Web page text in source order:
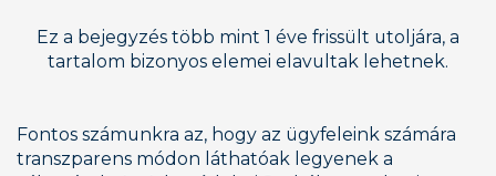
Ez a bejegyzés több mint 1 éve frissült utoljára, a
tartalom bizonyos elemei elavultak lehetnek.
Fontos számunkra az, hogy az ügyfeleink számára
transzparens módon láthatóak legyenek a